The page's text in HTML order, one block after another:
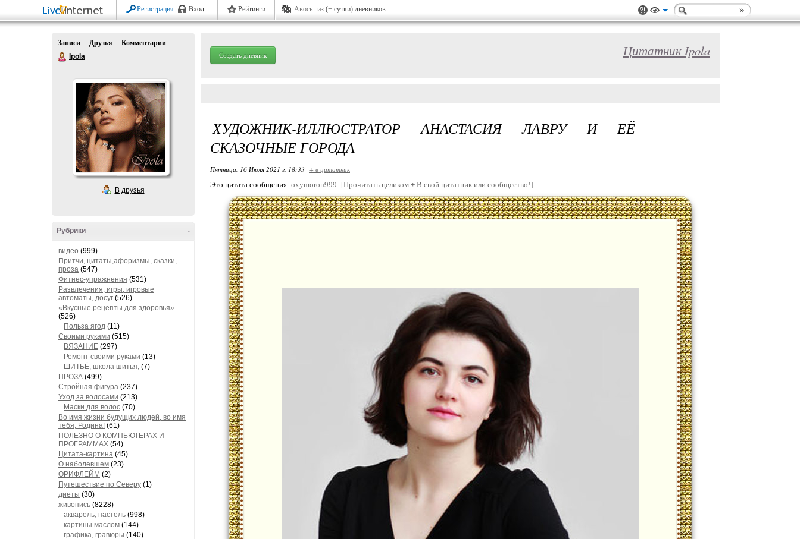
Регистрация Вход Рейтинги Авось из (+ сутки) дневников
Записи Друзья
Комментарии
Ipola
В друзья
-
Рубрики
видео (999)
Притчи, цитаты,афоризмы, сказки,
проза (547)
Фитнес-упражнения (531)
Развлечения, игры, игровые
автоматы, досуг (526)
«Вкусные рецепты для здоровья»
(526)
Польза ягод (11)
Своими руками (515)
ВЯЗАНИЕ (297)
Ремонт своими руками (13)
ШИТЬЁ, школа шитья, (7)
ПРОЗА (499)
Стройная фигура (237)
Уход за волосами (213)
Маски для волос (70)
Во имя жизни будущих людей, во имя
тебя, Родина! (61)
ПОЛЕЗНО О КОМПЬЮТЕРАХ И
ПРОГРАММАХ (54)
Цитата-картина (45)
О наболевшем (23)
ОРИФЛЕЙМ (2)
Путешествие по Северу (1)
диеты (30)
живопись (8228)
акварель, пастель (998)
картины маслом (144)
графика, гравюры (140)
Создать дневник Цитатник Ipola
ХУДОЖНИК-ИЛЛЮСТРАТОР АНАСТАСИЯ ЛАВРУ И ЕЁ
СКАЗОЧНЫЕ ГОРОДА
Пятница, 16 Июля 2021 г. 18:33 + в цитатник
Это цитата сообщения oxymoron999 [Прочитать целиком + В свой цитатник или сообщество!]